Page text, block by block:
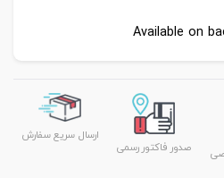
Available on
صدور فاکتور رسمی
ارسال سریع سفارش